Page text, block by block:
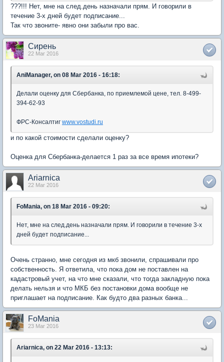
???!!! Нет, мне на след.день назначали прям. И говорили в
течение 3-х дней будет подписание...
Так что звоните- явно они забыли про вас.
Сирень
22 Mar 2016
AniManager, on 08 Mar 2016 - 16:18:
Делали оценку для Сбербанка, по приемлемой цене, тел. 8-499-
394-62-93
ФРС-Консалтиг www.vostudi.ru
и по какой стоимости сделали оценку?
Оценка для Сбербанка-делается 1 раз за все время ипотеки?
Ariarnica
22 Mar 2016
FoMania, on 18 Mar 2016 - 09:20:
Нет, мне на след.день назначали прям. И говорили в течение 3-х
дней будет подписание...
Очень странно, мне сегодня из мкб звонили, спрашивали про
собственность. Я ответила, что пока дом не поставлен на
кадастровый учет, на что мне сказали, что тогда закладную пока
делать нельзя и что МКБ без постановки дома вообще не
приглашает на подписание. Как будто два разных банка...
FoMania
23 Mar 2016
Ariarnica, on 22 Mar 2016 - 13:13: